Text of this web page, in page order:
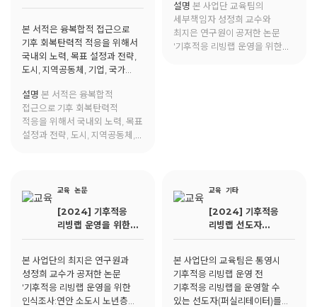
위한 전환
본 서적은 융복합적 접근으로
기후 회복탄력적 적응을 위해서
국내외 노력, 목표 설정과 전략,
도시, 지역공동체, 기업, 국가
하는지 등을 상세히 다루고 있다.
설명 본 서적은 융복합적
접근으로 기후 회복탄력적
적응을 위해서 국내외 노력, 목표
설정과 전략, 도시, 지역공동체,
중심으로'가 환경교육에 게재됨.
설명 본 사업단 교육팀의
세부책임자 성정희 교수와
최지은 연구원이 공저한 논문
'기후적응 리빙랩 운영을 위한
교육 논문
[2024] 기후적응
리빙랩 운영을 위한
인식조사:연안 소도시
중심으로
본 사업단의 최지은 연구원과
성정희 교수가 공저한 논문
'기후적응 리빙랩 운영을 위한
인식조사:연안 소도시 노년층
교육 기타
[2024] 기후적응
리빙랩 선도자
교육과정
본 사업단의 교육팀은 통영시
기후적응 리빙랩 운영 전
기후적응 리빙랩을 운영할 수
있는 선도자(퍼실리테이터)를